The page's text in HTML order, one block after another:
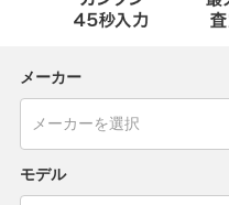
メーカー
モデル